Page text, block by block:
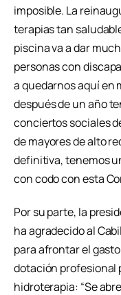
imposible. La
terapias tan
piscina va a dar
personas con
a quedarnos aquí en
después de un año
conciertos sociales
de mayores de alto
definitiva, tenemos
con codo con esta
Por su parte, la
ha agradecido al
para afrontar el
dotación profesional
hidroterapia: “Se